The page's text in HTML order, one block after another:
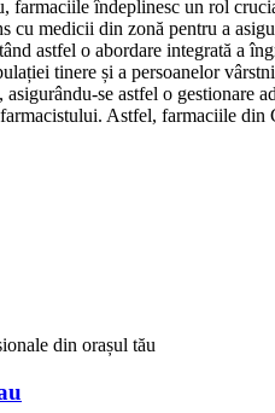
farmaciile îndeplinesc un rol
cu medicii din zonă pentru a
astfel o abordare integrată a
tinere și a persoanelor
se astfel o gestionare
Astfel, farmaciile din
din orașul tău